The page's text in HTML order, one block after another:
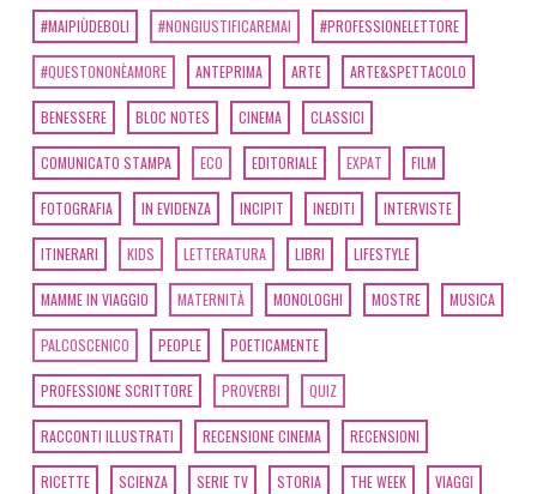
#MAIPIÙDEBOLI #NONGIUSTIFICAREMAI #PROFESSIONELETTORE
#QUESTONONÈAMORE ANTEPRIMA ARTE ARTE&SPETTACOLO
BENESSERE BLOC NOTES CINEMA CLASSICI
COMUNICATO STAMPA ECO EDITORIALE EXPAT FILM
FOTOGRAFIA IN EVIDENZA INCIPIT INEDITI INTERVISTE
ITINERARI KIDS LETTERATURA LIBRI LIFESTYLE
MAMME IN VIAGGIO MATERNITÀ MONOLOGHI MOSTRE MUSICA
PALCOSCENICO PEOPLE POETICAMENTE
PROFESSIONE SCRITTORE PROVERBI QUIZ
RACCONTI ILLUSTRATI RECENSIONE CINEMA RECENSIONI
RICETTE SCIENZA SERIE TV STORIA THE WEEK VIAGGI